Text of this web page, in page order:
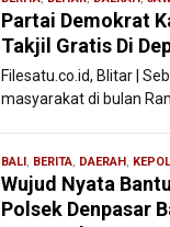
Partai Demokrat
Takjil Gratis Di
Filesatu.co.id, Blitar |
masyarakat di bulan
BALI, BERITA, DAERAH,
Wujud Nyata
Polsek Denpasar